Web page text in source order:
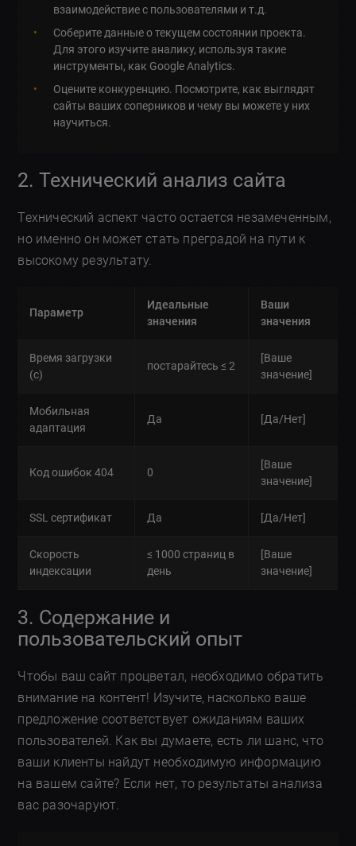
взаимодействие с пользователями и т.д.
Соберите данные о текущем состоянии проекта.
Для этого изучите аналику, используя такие
инструменты, как Google Analytics.
Оцените конкуренцию. Посмотрите, как выглядят
сайты ваших соперников и чему вы можете у них
научиться.
2. Технический анализ сайта
Технический аспект часто остается незамеченным,
но именно он может стать преградой на пути к
высокому результату.
Параметр
Идеальные
значения
Ваши
значения
Время загрузки
(с)
постарайтесь ≤ 2
[Ваше
значение]
Мобильная
адаптация
Да [Да/Нет]
Код ошибок 404 0
[Ваше
значение]
SSL сертификат Да [Да/Нет]
Скорость
индексации
≤ 1000 страниц в
день
[Ваше
значение]
3. Содержание и
пользовательский опыт
Чтобы ваш сайт процветал, необходимо обратить
внимание на контент! Изучите, насколько ваше
предложение соответствует ожиданиям ваших
пользователей. Как вы думаете, есть ли шанс, что
ваши клиенты найдут необходимую информацию
на вашем сайте? Если нет, то результаты анализа
вас разочаруют.